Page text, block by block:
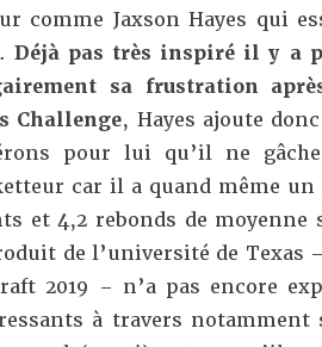
comme Jaxson Hayes qui
Déjà pas très inspiré il y a
sa frustration
Challenge, Hayes ajoute
pour lui qu’il ne
car il a quand même
et 4,2 rebonds de moyenne
de l’université de Texas
2019 – n’a pas encore
à travers notamment